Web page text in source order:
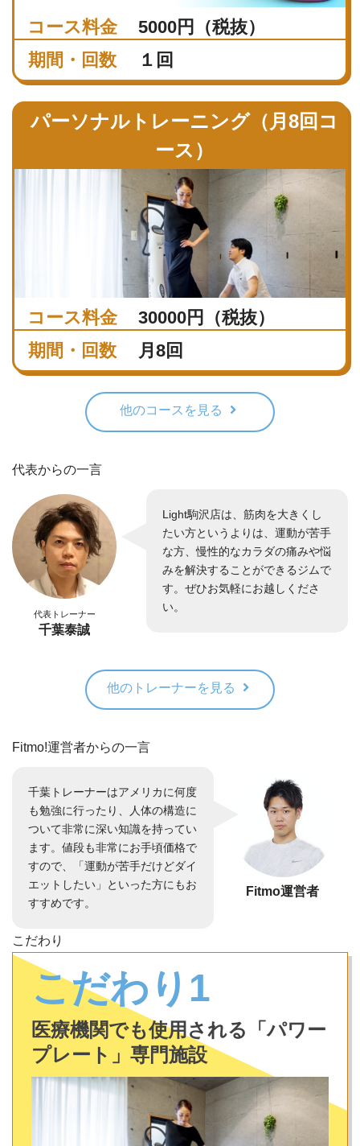
コース料金
5000円（税抜）
期間・回数
１回
パーソナルトレーニング（月8回コ
ース）
コース料金
30000円（税抜）
期間・回数
月8回
他のコースを見る
代表からの一言
代表トレーナー
千葉泰誠
Light駒沢店は、筋肉を大きくし
たい方というよりは、運動が苦手
な方、慢性的なカラダの痛みや悩
みを解決することができるジムで
す。ぜひお気軽にお越しくださ
い。
他のトレーナーを見る
Fitmo!運営者からの一言
Fitmo運営者
千葉トレーナーはアメリカに何度
も勉強に行ったり、人体の構造に
ついて非常に深い知識を持ってい
ます。値段も非常にお手頃価格で
すので、「運動が苦手だけどダイ
エットしたい」といった方にもお
すすめです。
こだわり
こだわり1
医療機関でも使用される「パワー
プレート」専門施設